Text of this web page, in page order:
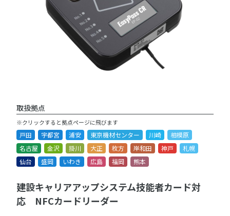
取扱拠点
※クリックすると拠点ページに飛びます
戸田 宇都宮 浦安 東京機材センター 川崎
相模原
名古屋
金沢 掛川 大正 枚方 岸和田 神戸
札幌
仙台
盛岡 いわき 広島 福岡 熊本
建設キャリアアップシステム技能者カード対
応 NFCカードリーダー